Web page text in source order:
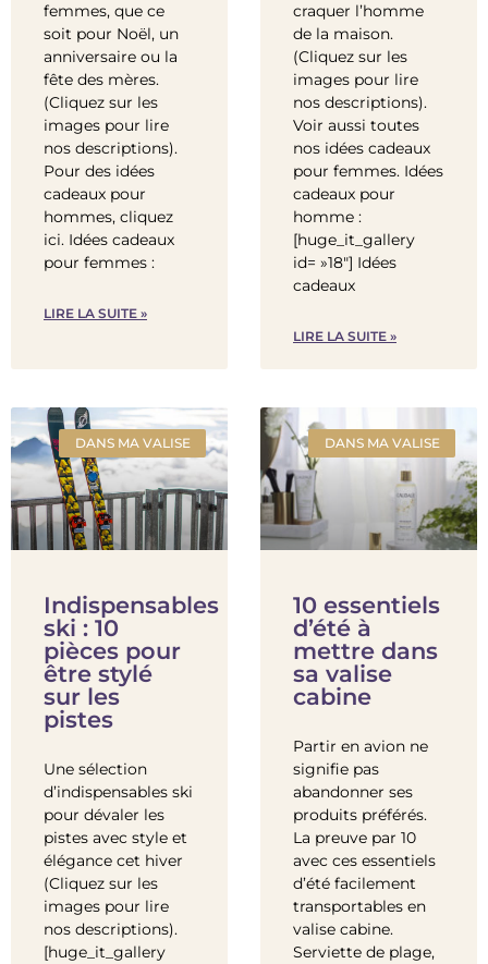
femmes, que ce
soit pour Noël, un
anniversaire ou la
fête des mères.
(Cliquez sur les
images pour lire
nos descriptions).
Pour des idées
cadeaux pour
hommes, cliquez
ici. Idées cadeaux
pour femmes :
LIRE LA SUITE »
craquer l’homme
de la maison.
(Cliquez sur les
images pour lire
nos descriptions).
Voir aussi toutes
nos idées cadeaux
pour femmes. Idées
cadeaux pour
homme :
[huge_it_gallery
id= »18″] Idées
cadeaux
LIRE LA SUITE »
DANS MA VALISE
Indispensables
ski : 10
pièces pour
être stylé
sur les
pistes
Une sélection
d’indispensables ski
pour dévaler les
pistes avec style et
élégance cet hiver
(Cliquez sur les
images pour lire
nos descriptions).
[huge_it_gallery
DANS MA VALISE
10 essentiels
d’été à
mettre dans
sa valise
cabine
Partir en avion ne
signifie pas
abandonner ses
produits préférés.
La preuve par 10
avec ces essentiels
d’été facilement
transportables en
valise cabine.
Serviette de plage,